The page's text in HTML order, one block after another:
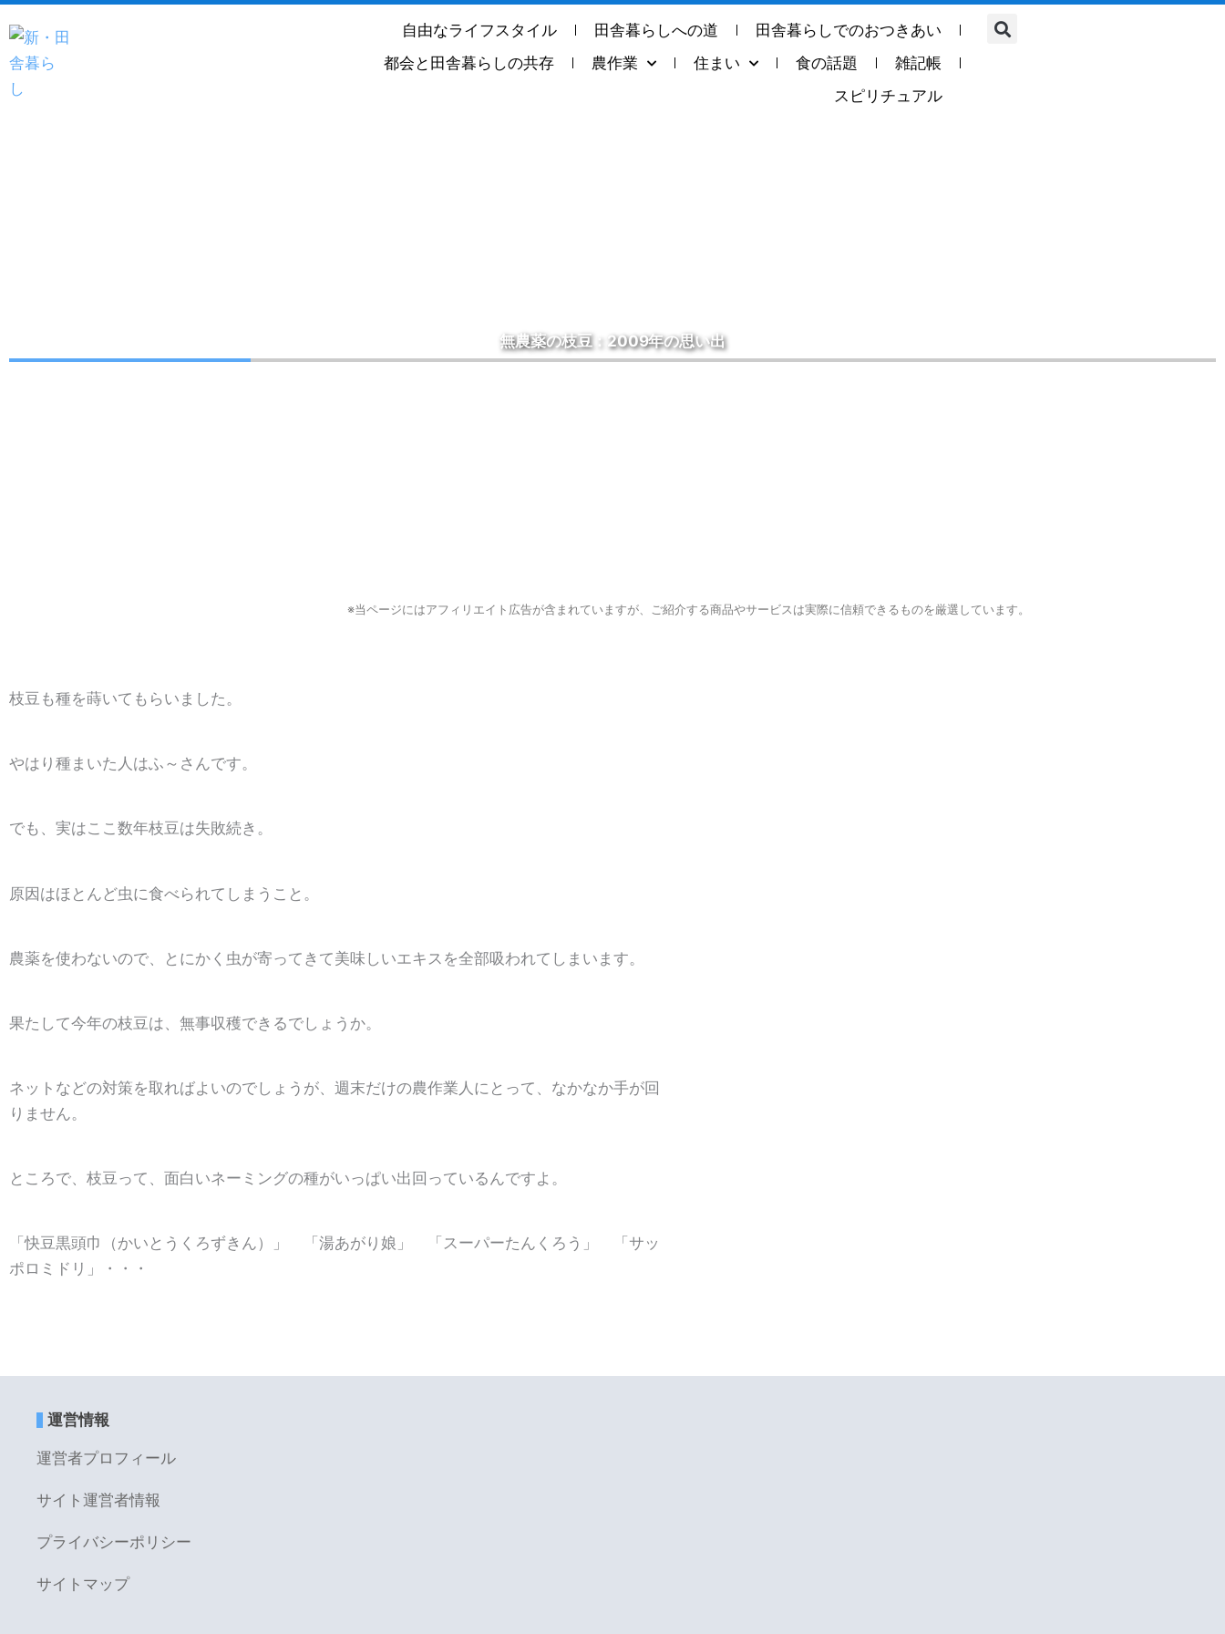
容
を
ス
自由なライフスタイル 田舎暮らしへの道
田舎暮らしでのおつきあい
都会と田舎暮らしの共存
農作業 住まい 食の話題
雑記帳
スピリチュアル
無農薬の枝豆：2009年の思い出
※当ページにはアフィリエイト広告が含まれていますが、ご紹介する商品やサービスは実際に信頼できるものを厳選しています。
枝豆も種を蒔いてもらいました。
やはり種まいた人はふ～さんです。
でも、実はここ数年枝豆は失敗続き。
原因はほとんど虫に食べられてしまうこと。
農薬を使わないので、とにかく虫が寄ってきて美味しいエキスを全部吸われてしまいます。
果たして今年の枝豆は、無事収穫できるでしょうか。
ネットなどの対策を取ればよいのでしょうが、週末だけの農作業人にとって、なかなか手が回
りません。
ところで、枝豆って、面白いネーミングの種がいっぱい出回っているんですよ。
「快豆黒頭巾（かいとうくろずきん）」 「湯あがり娘」 「スーパーたんくろう」 「サッ
ポロミドリ」・・・
運営情報
運営者プロフィール
サイト運営者情報
プライバシーポリシー
サイトマップ